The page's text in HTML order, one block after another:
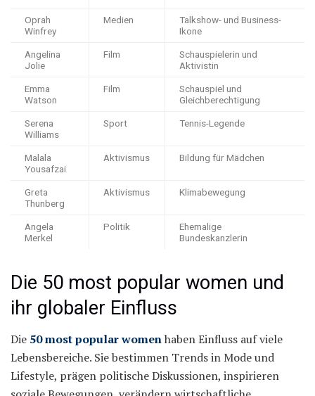
Oprah
Winfrey
Medien
Talkshow- und Business-
Ikone
Angelina
Jolie
Film
Schauspielerin und
Aktivistin
Emma
Watson
Film
Schauspiel und
Gleichberechtigung
Serena
Williams
Sport Tennis-Legende
Malala
Yousafzai
Aktivismus Bildung für Mädchen
Greta
Thunberg
Aktivismus Klimabewegung
Angela
Merkel
Politik
Ehemalige
Bundeskanzlerin
Die 50 most popular women und
ihr globaler Einfluss
Die 50 most popular womenhaben Einfluss auf viele
Lebensbereiche. Sie bestimmen Trends in Mode und
Lifestyle, prägen politische Diskussionen, inspirieren